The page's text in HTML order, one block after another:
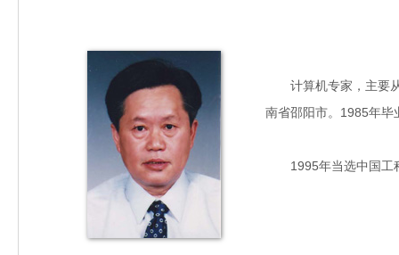
计算机专家，主要从
南省邵阳市。1985年毕
1995年当选中国工